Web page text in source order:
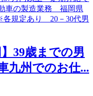
】39歳までの男
九州でのお仕...